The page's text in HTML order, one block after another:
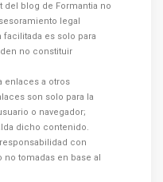
del blog de Formantia no
legal
es solo para
no constituir
enlaces a otros
son solo para la
o navegador;
dicho contenido.
con
tomadas en base al